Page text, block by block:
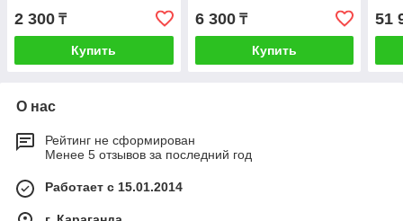
2 300 ₸
Купить
6 300₸
Купить
51
О нас
Рейтинг не сформирован
Менее 5 отзывов за последний год
Работает с 15.01.2014